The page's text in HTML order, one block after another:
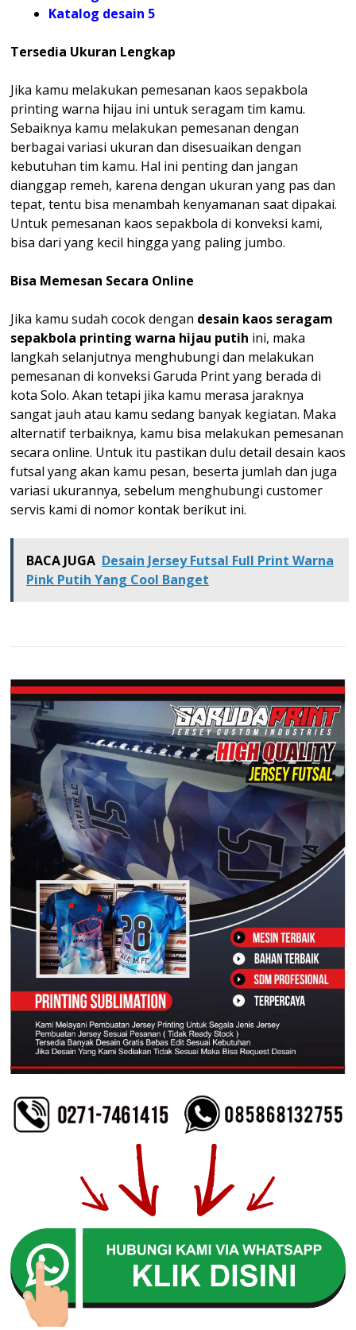
Katalog desain 5
Tersedia Ukuran Lengkap
Jika kamu melakukan pemesanan kaos sepakbola
printing warna hijau ini untuk seragam tim kamu.
Sebaiknya kamu melakukan pemesanan dengan
berbagai variasi ukuran dan disesuaikan dengan
kebutuhan tim kamu. Hal ini penting dan jangan
dianggap remeh, karena dengan ukuran yang pas dan
tepat, tentu bisa menambah kenyamanan saat dipakai.
Untuk pemesanan kaos sepakbola di konveksi kami,
bisa dari yang kecil hingga yang paling jumbo.
Bisa Memesan Secara Online
Jika kamu sudah cocok dengan desain kaos seragam
sepakbola printing warna hijau putih ini, maka
langkah selanjutnya menghubungi dan melakukan
pemesanan di konveksi Garuda Print yang berada di
kota Solo. Akan tetapi jika kamu merasa jaraknya
sangat jauh atau kamu sedang banyak kegiatan. Maka
alternatif terbaiknya, kamu bisa melakukan pemesanan
secara online. Untuk itu pastikan dulu detail desain kaos
futsal yang akan kamu pesan, beserta jumlah dan juga
variasi ukurannya, sebelum menghubungi customer
servis kami di nomor kontak berikut ini.
BACA JUGA Desain Jersey Futsal Full Print Warna
Pink Putih Yang Cool Banget